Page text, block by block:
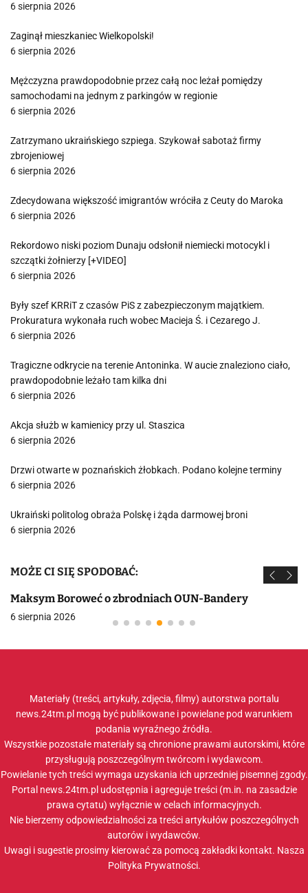
6 sierpnia 2026
Zaginął mieszkaniec Wielkopolski!
6 sierpnia 2026
Mężczyzna prawdopodobnie przez całą noc leżał pomiędzy
samochodami na jednym z parkingów w regionie
6 sierpnia 2026
Zatrzymano ukraińskiego szpiega. Szykował sabotaż firmy
zbrojeniowej
6 sierpnia 2026
Zdecydowana większość imigrantów wróciła z Ceuty do Maroka
6 sierpnia 2026
Rekordowo niski poziom Dunaju odsłonił niemiecki motocykl i
szczątki żołnierzy [+VIDEO]
6 sierpnia 2026
Były szef KRRiT z czasów PiS z zabezpieczonym majątkiem.
Prokuratura wykonała ruch wobec Macieja Ś. i Cezarego J.
6 sierpnia 2026
Tragiczne odkrycie na terenie Antoninka. W aucie znaleziono ciało,
prawdopodobnie leżało tam kilka dni
6 sierpnia 2026
Akcja służb w kamienicy przy ul. Staszica
6 sierpnia 2026
Drzwi otwarte w poznańskich żłobkach. Podano kolejne terminy
6 sierpnia 2026
Ukraiński politolog obraża Polskę i żąda darmowej broni
6 sierpnia 2026
MOŻE CI SIĘ SPODOBAĆ:
Maksym Boroweć o zbrodniach OUN-Bandery
6 sierpnia 2026
Materiały (treści, artykuły, zdjęcia, filmy) autorstwa portalu
news.24tm.pl mogą być publikowane i powielane pod warunkiem
podania wyraźnego źródła.
Wszystkie pozostałe materiały są chronione prawami autorskimi, które
przysługują poszczególnym twórcom i wydawcom.
Powielanie tych treści wymaga uzyskania ich uprzedniej pisemnej zgody.
Portal news.24tm.pl udostępnia i agreguje treści (m.in. na zasadzie
prawa cytatu) wyłącznie w celach informacyjnych.
Nie bierzemy odpowiedzialności za treści artykułów poszczególnych
autorów i wydawców.
Uwagi i sugestie prosimy kierować za pomocą zakładki kontakt. Nasza
Polityka Prywatności.